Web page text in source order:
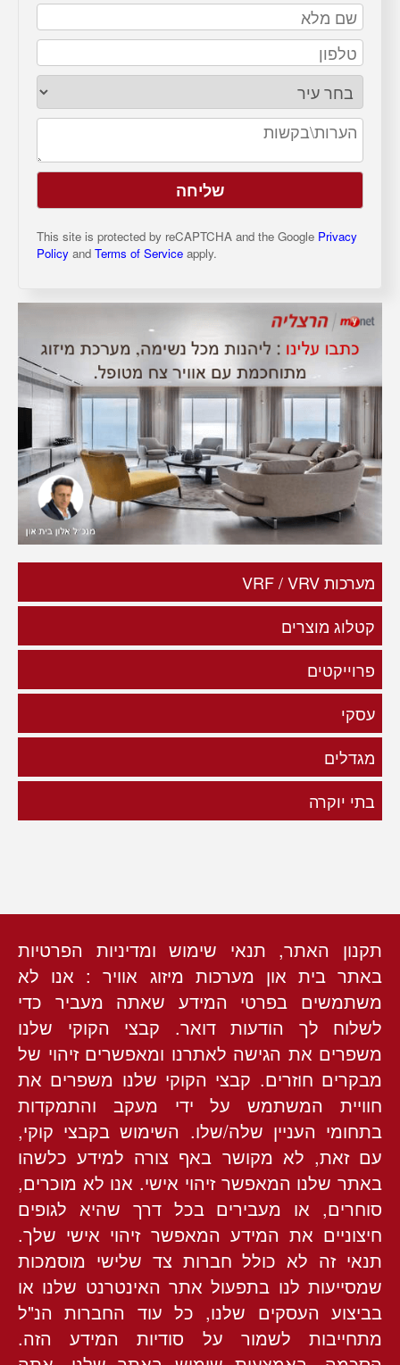
מערכות VRF / VRV
קטלוג מוצרים
פרוייקטים
עסקי
מגדלים
בתי יוקרה
This site is protected by reCAPTCHA and the Google Privacy
Policy and Terms of Service apply.
תקנון האתר, תנאי שימוש ומדיניות הפרטיות
באתר בית און מערכות מיזוג אוויר : אנו לא
משתמשים בפרטי המידע שאתה מעביר כדי
לשלוח לך הודעות דואר. קבצי הקוקי שלנו
משפרים את הגישה לאתרנו ומאפשרים זיהוי של
מבקרים חוזרים. קבצי הקוקי שלנו משפרים את
חוויית המשתמש על ידי מעקב והתמקדות
בתחומי העניין שלה/שלו. השימוש בקבצי קוקי,
עם זאת, לא מקושר באף צורה למידע כלשהו
באתר שלנו המאפשר זיהוי אישי. אנו לא מוכרים,
סוחרים, או מעבירים בכל דרך שהיא לגופים
חיצוניים את המידע המאפשר זיהוי אישי שלך.
תנאי זה לא כולל חברות צד שלישי מוסמכות
שמסייעות לנו בתפעול אתר האינטרנט שלנו או
בביצוע העסקים שלנו, כל עוד החברות הנ"ל
מתחייבות לשמור על סודיות המידע הזה.